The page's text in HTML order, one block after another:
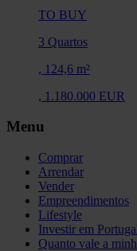
TO BUY
3 Quartos
, 124,6 m²
, 1.180.000 EUR
Menu
Comprar
Arrendar
Vender
Empreendimentos
Lifestyle
Investir em
Quanto vale a